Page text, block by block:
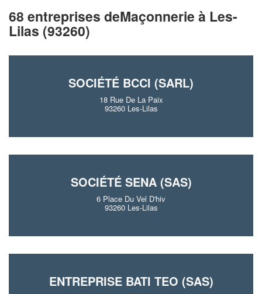
68 entreprises deMaçonnerie à Les-
Lilas (93260)
SOCIÉTÉ BCCI (SARL)
18 Rue De La Paix
93260 Les-Lilas
SOCIÉTÉ SENA (SAS)
6 Place Du Vel D'hiv
93260 Les-Lilas
ENTREPRISE BATI TEO (SAS)